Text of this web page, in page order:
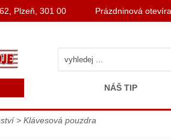
> Klávesová pouzdra
NÁŠ TIP
62, Plzeň, 301 00 Prázdninová